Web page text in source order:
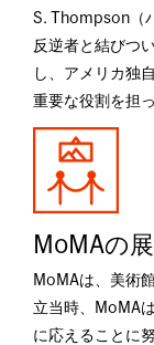
S. Thompson（
反逆者と結びつ
し、アメリカ独
重要な役割を担
MoMAの
MoMAは、美術
立当時、MoMA
に応えることに